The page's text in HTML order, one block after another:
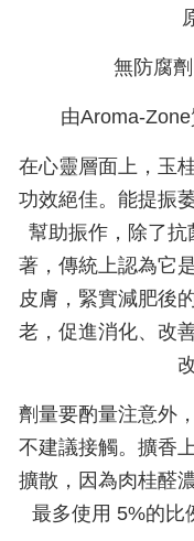
無防腐
由Aroma-
在心靈層面上，玉
功效絕佳。能提振
幫助振作，除了
著，傳統上認為它
皮膚，緊實減肥後
老，促進消化、改
劑量要酌量注意外
不建議接觸。擴香
擴散，因為肉桂醛
最多使用 5%的比